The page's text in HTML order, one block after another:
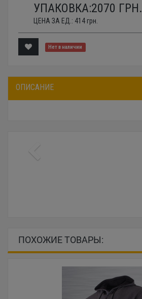
УПАКОВКА:2070 ГРН.
ЦЕНА ЗА ЕД.: 414 грн.
Нет в наличии
ОПИСАНИЕ
ПОХОЖИЕ ТОВАРЫ: